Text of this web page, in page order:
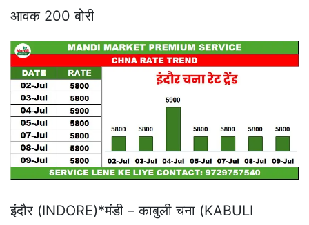
आवक 200 बोरी
इंदौर (INDORE)*मंडी – काबुली चना (KABULI